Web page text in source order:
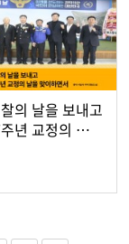
의 날을 보내고
년 교정의 …